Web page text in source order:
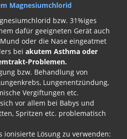
Magnesiumchlorid
bzw. 31%iges
dafür geeigneten Gerät auch
oder die Nase eingeatmet
bei akutem Asthma oder
Problemen.
bzw. Behandlung von
Lungenentzündung,
Vergiftungen etc.
vor allem bei Babys und
Spritzen etc. problematisch
ionisierte Lösung zu verwenden: